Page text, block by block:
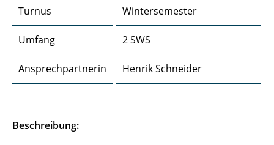
Immobilien-Projektentwicklung
Projektmanagement im Bauwesen
Wertbeurteilung von Immobilien
Verkehrsinfrastrukturnetzen
Turnus Wintersemester
Umfang 2 SWS
Ansprechpartnerin Henrik Schneider
Beschreibung: